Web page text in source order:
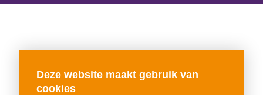
Deze website maakt gebruik van
cookies